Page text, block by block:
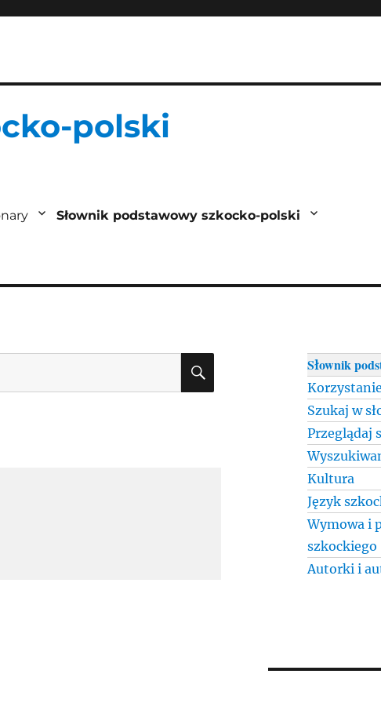
polski
Słownik podstawowy szkocko-polski
Słownik
Szukaj w
Przeglądaj
Kultura
Język
Wymowa i
szkockiego
Autorki i